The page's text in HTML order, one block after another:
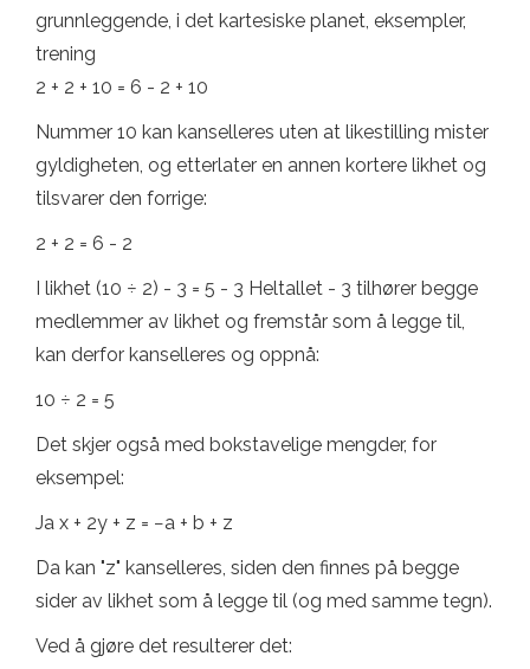
grunnleggende, i det kartesiske planet, eksempler,
trening
2 + 2 + 10 = 6 - 2 + 10
Nummer 10 kan kanselleres uten at likestilling mister
gyldigheten, og etterlater en annen kortere likhet og
tilsvarer den forrige:
2 + 2 = 6 - 2
I likhet (10 ÷ 2) - 3 = 5 - 3 Heltallet - 3 tilhører begge
medlemmer av likhet og fremstår som å legge til,
kan derfor kanselleres og oppnå:
10 ÷ 2 = 5
Det skjer også med bokstavelige mengder, for
eksempel:
Ja x + 2y + z = −a + b + z
Da kan "z" kanselleres, siden den finnes på begge
sider av likhet som å legge til (og med samme tegn).
Ved å gjøre det resulterer det: